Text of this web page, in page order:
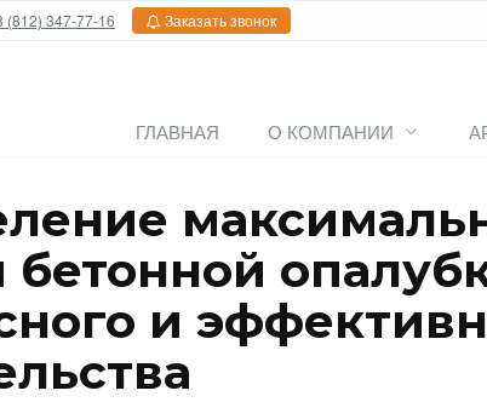
(812) 347-77-16 Заказать звонок
ГЛАВНАЯ О КОМПАНИИ
и